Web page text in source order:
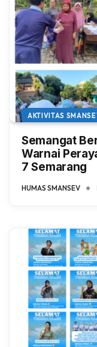
AKTIVITAS
Semangat
Warnai
7 Semarang
HUMAS SMANSEV